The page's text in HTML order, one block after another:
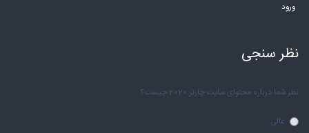
ورود
نظر سنجی
نظر شما درباره محتوای سایت چارتر 2020 چیست؟
عالی